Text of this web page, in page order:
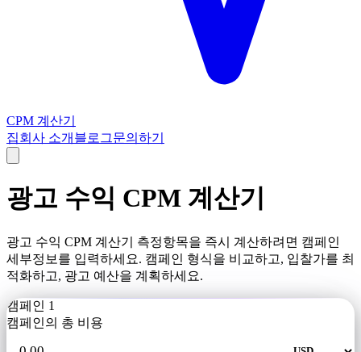
CPM 계산기
집회사 소개 블로그문의하기
광고 수익 CPM 계산기
광고 수익 CPM 계산기 측정항목을 즉시 계산하려면 캠페인
세부정보를 입력하세요. 캠페인 형식을 비교하고, 입찰가를 최
적화하고, 광고 예산을 계획하세요.
캠페인 1
캠페인의 총 비용